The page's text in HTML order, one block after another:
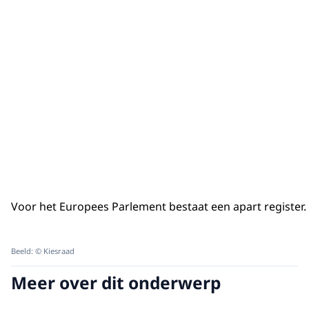
Voor het Europees Parlement bestaat een apart
Beeld: © Kiesraad
Meer over dit onderwerp